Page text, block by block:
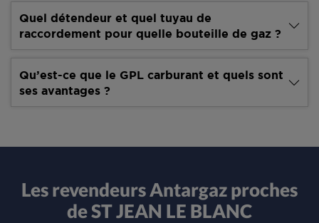
Quel détendeur et quel tuyau de
raccordement pour quelle bouteille de gaz ?
Qu’est-ce que le GPL carburant et quels sont
ses avantages ?
Les revendeurs Antargaz proches
de ST JEAN LE BLANC